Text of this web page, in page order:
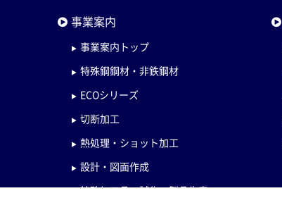
事業案内
事業案内トップ
特殊鋼鋼材・非鉄鋼材
ECOシリーズ
切断加工
熱処理・ショット加工
設計・図面作成
特殊加工品・試作・製品生産